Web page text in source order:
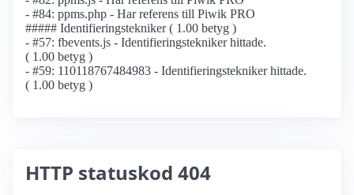
- #84: ppms.php - Har referens till Piwik PRO
##### Identifierings­tekniker ( 1.00 betyg )
- #57: fbevents.js - Identifierings­tekniker hittade.
( 1.00 betyg )
- #59: 110118767484983 - Identifierings­tekniker hittade.
( 1.00 betyg )
HTTP statuskod 404